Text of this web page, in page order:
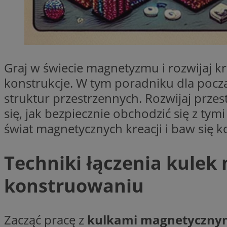
Graj w świecie magnetyzmu i rozwijaj
konstrukcje. W tym poradniku dla
struktur przestrzennych. Rozwijaj
się, jak bezpiecznie obchodzić się z
świat magnetycznych kreacji i baw się
Techniki łączenia
konstruowaniu
Zacząć pracę z kulkami
FCCDCF
_clsk
OAID
__eoi
Nazwa
ANONCHK
__gads
MR
SM
openstat_gid
WMF-Uniq
ttwid